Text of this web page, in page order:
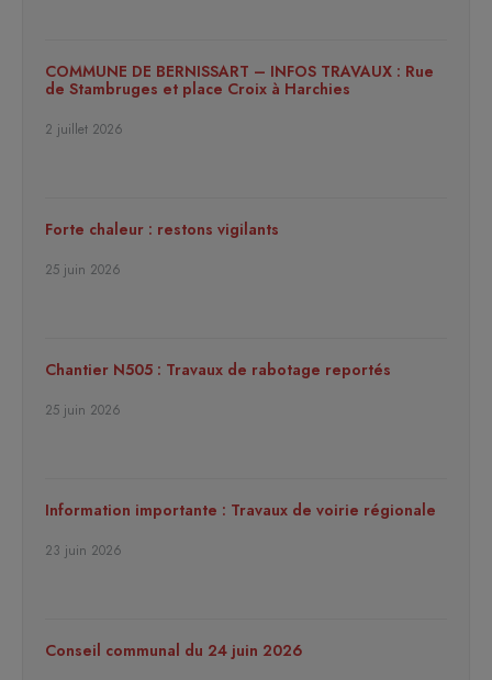
COMMUNE DE BERNISSART – INFOS TRAVAUX : Rue
de Stambruges et place Croix à Harchies
2 juillet 2026
Forte chaleur : restons vigilants
25 juin 2026
Chantier N505 : Travaux de rabotage reportés
25 juin 2026
Information importante : Travaux de voirie régionale
23 juin 2026
Conseil communal du 24 juin 2026